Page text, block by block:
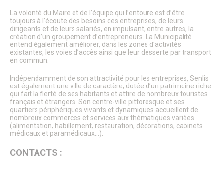
Musées de Senlis – Guide d’activités
PARCOURS – Sur les traces de la Grande Guerre
Lettre aux Senlisiens
Passeport du civisme
Signaler un problème de distribution
Le Maire
Discours du Maire
Les élus
Vie de la municipalité
Le Conseil Municipal
Affichage Légal
Finances
Les commissions municipales
Proximité et vie des quartiers
La volonté du Maire et de l’équipe qui l’entoure est d’être
toujours à l’écoute des besoins des entreprises, de leurs
dirigeants et de leurs salariés, en impulsant, entre autres, la
création d’un groupement d’entrepreneurs. La Municipalité
entend également améliorer, dans les zones d’activités
existantes, les voies d’accès ainsi que leur desserte par transport
en commun.
Indépendamment de son attractivité pour les entreprises, Senlis
est également une ville de caractère, dotée d’un patrimoine riche
qui fait la fierté de ses habitants et attire de nombreux touristes
français et étrangers. Son centre-ville pittoresque et ses
quartiers périphériques vivants et dynamiques accueillent de
nombreux commerces et services aux thématiques variées
(alimentation, habillement, restauration, décorations, cabinets
médicaux et paramédicaux…).
CONTACTS :